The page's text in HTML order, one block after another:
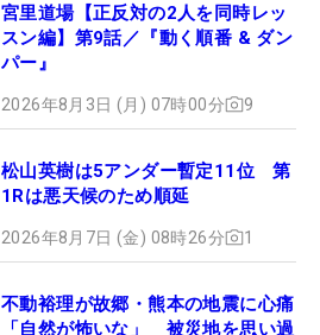
宮里道場【正反対の2人を同時レッ
スン編】第9話／『動く順番 & ダン
パー』
2026年8月3日 (月) 07時00分 9
松山英樹は5アンダー暫定11位 第
1Rは悪天候のため順延
2026年8月7日 (金) 08時26分 1
不動裕理が故郷・熊本の地震に心痛
「自然が怖いな」 被災地を思い過